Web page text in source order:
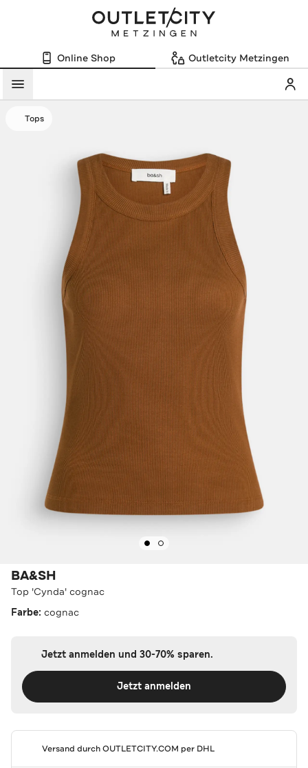
Online Shop Outletcity Metzingen
Menü
Tops
BA&SH
Top 'Cynda' cognac
Farbe: cognac
Jetzt anmelden und 30-70% sparen.
Jetzt anmelden
Versand durchOUTLETCITY.COM per DHL